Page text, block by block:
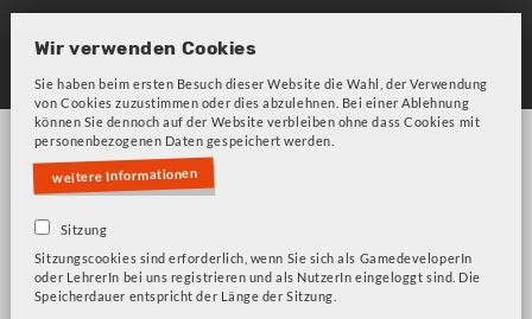
Skip
main
navigation
Fehlermeldung
Bitte beachten Sie unsere Frage zu Cookies!
Wir verwenden Cookies
Sie haben beim ersten Besuch dieser Website die Wahl, der Verwendung
von Cookies zuzustimmen oder dies abzulehnen. Bei einer Ablehnung
können Sie dennoch auf der Website verbleiben ohne dass Cookies mit
personenbezogenen Daten gespeichert werden.
weitere Informationen
Sitzung
Sitzungscookies sind erforderlich, wenn Sie sich als GamedeveloperIn
oder LehrerIn bei uns registrieren und als NutzerIn eingeloggt sind. Die
Speicherdauer entspricht der Länge der Sitzung.